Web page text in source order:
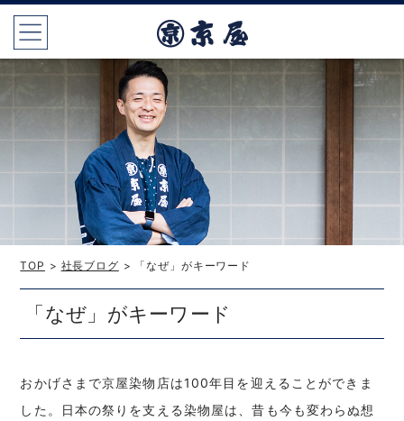
TOP > 社長ブログ > 「なぜ」がキーワード
「なぜ」がキーワード
おかげさまで京屋染物店は100年目を迎えることができま
した。日本の祭りを支える染物屋は、昔も今も変わらぬ想